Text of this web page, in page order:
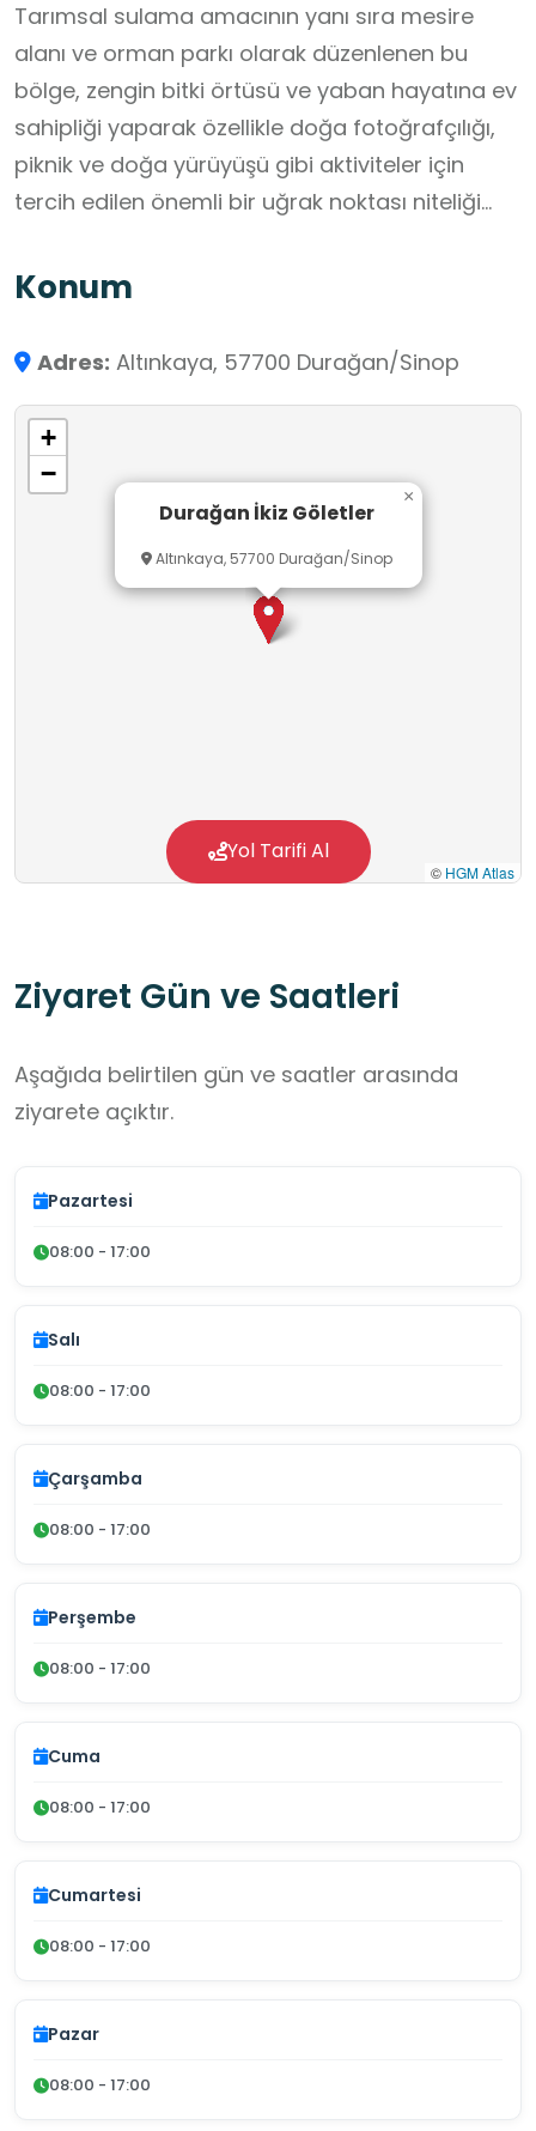
Tarımsal sulama amacının yanı sıra mesire
alanı ve orman parkı olarak düzenlenen bu
bölge, zengin bitki örtüsü ve yaban hayatına ev
sahipliği yaparak özellikle doğa fotoğrafçılığı,
piknik ve doğa yürüyüşü gibi aktiviteler için
tercih edilen önemli bir uğrak noktası niteliği
Konum
Adres: Altınkaya, 57700 Durağan/Sinop
Durağan İkiz Göletler
Altınkaya, 57700 Durağan/Sinop
×
+
−
© HGM Atlas
Yol Tarifi Al
Ziyaret Gün ve Saatleri
Aşağıda belirtilen gün ve saatler arasında
ziyarete açıktır.
Pazartesi
08:00 - 17:00
Salı
08:00 - 17:00
Çarşamba
08:00 - 17:00
Perşembe
08:00 - 17:00
Cuma
08:00 - 17:00
Cumartesi
08:00 - 17:00
Pazar
08:00 - 17:00